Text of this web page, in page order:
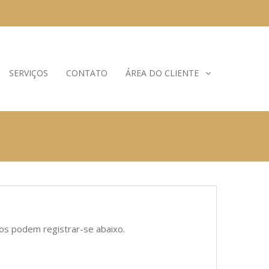
SERVIÇOS CONTATO ÁREA DO CLIENTE
podem registrar-se abaixo.